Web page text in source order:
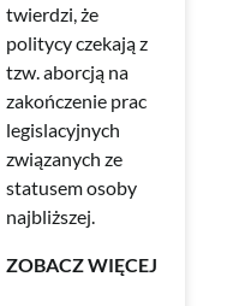
twierdzi, że
politycy czekają z
tzw. aborcją na
zakończenie prac
legislacyjnych
związanych ze
statusem osoby
najbliższej.
ZOBACZ WIĘCEJ